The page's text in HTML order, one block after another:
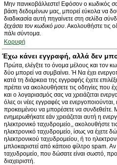
Μην πανικοβάλλεστε! Εφόσον ο κωδικός
βάση δεδομένων μας, μπορεί εύκολα να
διαδικασία αυτή πηγαίνετε στη σελίδα
ξεχάσει τον κωδικό μου. Ακολουθήστε τις
πάλι σύντομα.
Κορυφή
Έχω κάνει εγγραφή, αλλά δεν
Πρώτα, ελέγξτε το όνομα μέλους και τον
δύο μπορεί να συμβαίνει. Ή Να έχει
κατά τη διάρκεια της εγγραφής έχετε
πρέπει να ακολουθήσετε τις οδηγίες που
και ο λογαριασμός σας να χρειάζεται
όλες οι νέες εγγραφές να ενεργοποιούνται,
προκειμένου να μπορέσετε να
ενημερωθήκατε εάν χρειάζεται αυτή η
ηλεκτρονικό ταχυδρομείο,, ακολουθήστε
ηλεκτρονικό ταχυδρομείο, ίσως να έχετε
ηλεκτρονικού ταχυδρομείου, ή το
μπλοκαριστεί από κάποιο φίλτρο spam. Αν
ταχυδρομείο, που δώσατε είναι σωστό,
διαχειριστή.